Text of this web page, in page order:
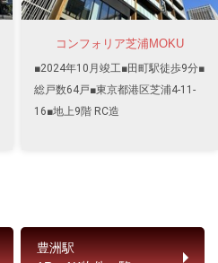
コンフォリア芝浦MOKU
■2024年10月竣工■田町駅徒歩9分■
総戸数64戸■東京都港区芝浦4-11-
16■地上9階 RC造
豊洲駅